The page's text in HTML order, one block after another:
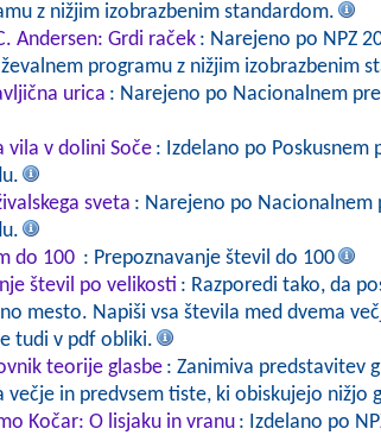
z nižjim izobrazbenim standardom.
Andersen: Grdi raček : Narejeno po NPZ
programu z nižjim izobrazbenim
urica : Narejeno po Nacionalnem
vila v dolini Soče : Izdelano po Poskusnem
sveta : Narejeno po Nacionalnem
do 100 : Prepoznavanje števil do 100
števil po velikosti : Razporedi tako, da
mesto. Napiši vsa števila med dvema
tudi v pdf obliki.
teorije glasbe : Zanimiva predstavitev
večje in predvsem tiste, ki obiskujejo nižjo
Kočar: O lisjaku in vranu : Izdelano po